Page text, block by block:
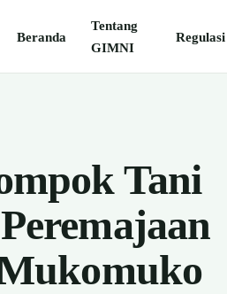
Beranda
Tentang
GIMNI
Regulasi
Tani